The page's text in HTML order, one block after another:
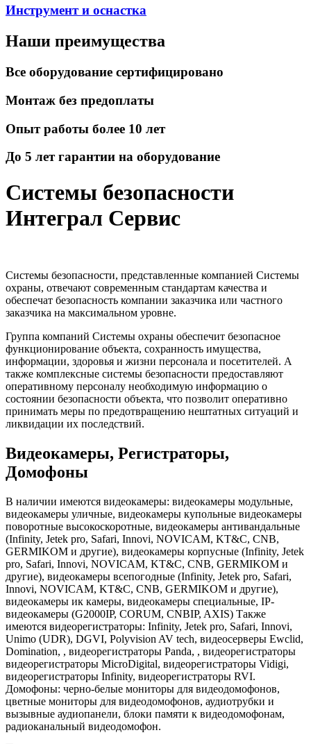
Инструмент и оснастка
Наши преимущества
Все оборудование сертифицировано
Монтаж без предоплаты
Опыт работы более 10 лет
До 5 лет гарантии на оборудование
Системы безопасности
Интеграл Сервис
Системы безопасности, представленные компанией Системы
охраны, отвечают современным стандартам качества и
обеспечат безопасность компании заказчика или частного
заказчика на максимальном уровне.
Группа компаний Системы охраны обеспечит безопасное
функционирование объекта, сохранность имущества,
информации, здоровья и жизни персонала и посетителей. А
также комплексные системы безопасности предоставляют
оперативному персоналу необходимую информацию о
состоянии безопасности объекта, что позволит оперативно
принимать меры по предотвращению нештатных ситуаций и
ликвидации их последствий.
Видеокамеры, Регистраторы,
Домофоны
В наличии имеются видеокамеры: видеокамеры модульные,
видеокамеры уличные, видеокамеры купольные видеокамеры
поворотные высокоскоротные, видеокамеры антивандальные
(Infinity, Jetek pro, Safari, Innovi, NOVICAM, KT&C, CNB,
GERMIKOM и другие), видеокамеры корпусные (Infinity, Jetek
pro, Safari, Innovi, NOVICAM, KT&C, CNB, GERMIKOM и
другие), видеокамеры всепогодные (Infinity, Jetek pro, Safari,
Innovi, NOVICAM, KT&C, CNB, GERMIKOM и другие),
видеокамеры ик камеры, видеокамеры специальные, IP-
видеокамеры (G2000IP, CORUM, CNBIP, AXIS) Также
имеются видеорегистраторы: Infinity, Jetek pro, Safari, Innovi,
Unimo (UDR), DGVI, Polyvision AV tech, видеосерверы Ewclid,
Domination, , видеорегистраторы Panda, , видеорегистраторы
видеорегистраторы MicroDigital, видеорегистраторы Vidigi,
видеорегистраторы Infinity, видеорегистраторы RVI.
Домофоны: черно-белые мониторы для видеодомофонов,
цветные мониторы для видеодомофонов, аудиотрубки и
вызывные аудиопанели, блоки памяти к видеодомофонам,
радиоканальный видеодомофон.